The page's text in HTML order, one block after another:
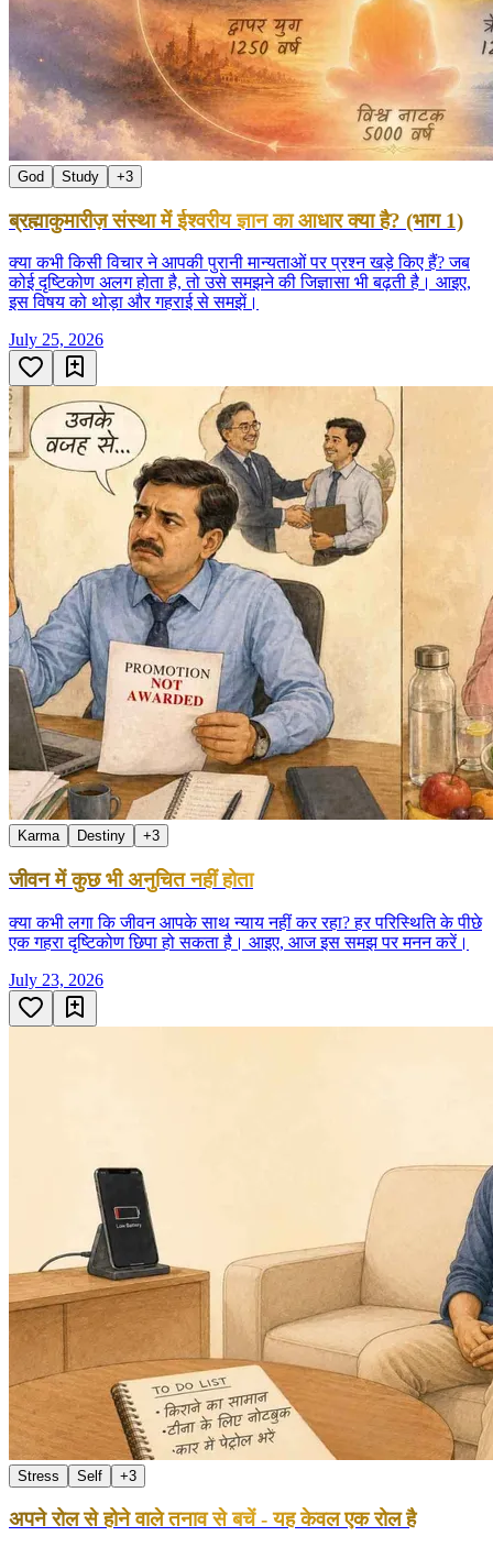
God Study +3
ब्रह्माकुमारीज़ संस्था में ईश्वरीय ज्ञान का आधार क्या है? (भाग 1)
क्या कभी किसी विचार ने आपकी पुरानी मान्यताओं पर प्रश्न खड़े किए हैं? जब
कोई दृष्टिकोण अलग होता है, तो उसे समझने की जिज्ञासा भी बढ़ती है। आइए,
इस विषय को थोड़ा और गहराई से समझें।
July 25, 2026
Karma Destiny +3
जीवन में कुछ भी अनुचित नहीं होता
क्या कभी लगा कि जीवन आपके साथ न्याय नहीं कर रहा? हर परिस्थिति के पीछे
एक गहरा दृष्टिकोण छिपा हो सकता है। आइए, आज इस समझ पर मनन करें।
July 23, 2026
Stress Self +3
अपने रोल से होने वाले तनाव से बचें - यह केवल एक रोल है